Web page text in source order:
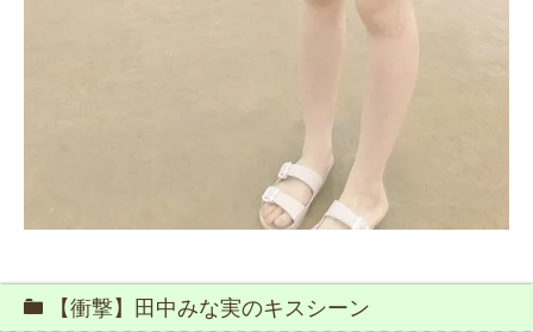
【衝撃】田中みな実のキスシーン